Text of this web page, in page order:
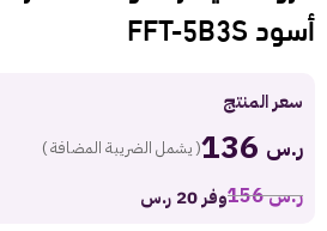
أسود FFT-5B3S
سعر المنتج
ر.س ( يشمل الضريبة المضافة )
ر.س156 وفر 20 ر.س